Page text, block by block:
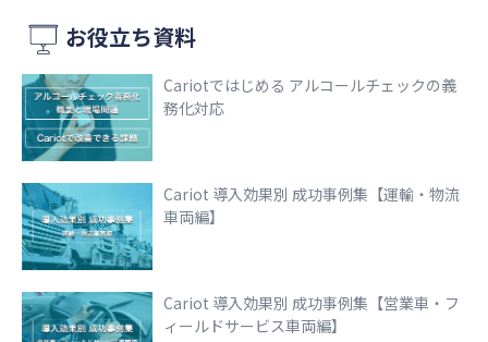
お役立ち資料
Cariotではじめる アルコールチェックの義
務化対応
Cariot 導入効果別 成功事例集【運輸・物流
車両編】
Cariot 導入効果別 成功事例集【営業車・フ
ィールドサービス車両編】